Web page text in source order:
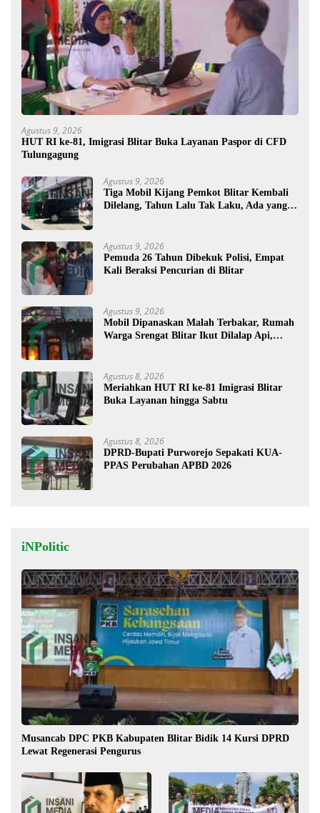
Agustus 9, 2026
HUT RI ke-81, Imigrasi Blitar Buka Layanan Paspor di CFD
Tulungagung
Agustus 9, 2026
Tiga Mobil Kijang Pemkot Blitar Kembali
Dilelang, Tahun Lalu Tak Laku, Ada yang
Agustus 9, 2026
Pemuda 26 Tahun Dibekuk Polisi, Empat
Kali Beraksi Pencurian di Blitar
Agustus 9, 2026
Mobil Dipanaskan Malah Terbakar, Rumah
Warga Srengat Blitar Ikut Dilalap Api,
Agustus 8, 2026
Meriahkan HUT RI ke-81 Imigrasi Blitar
Buka Layanan hingga Sabtu
Agustus 8, 2026
DPRD-Bupati Purworejo Sepakati KUA-
PPAS Perubahan APBD 2026
iNPolitic
Musancab DPC PKB Kabupaten Blitar Bidik 14 Kursi DPRD
Lewat Regenerasi Pengurus